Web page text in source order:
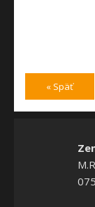
« Späť